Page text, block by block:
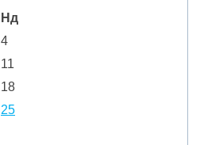
Нд
4
11
18
25